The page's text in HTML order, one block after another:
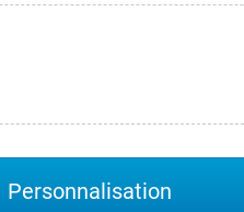
Personnalisation